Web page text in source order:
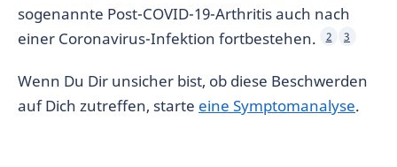
sogenannte Post-COVID-19-Arthritis auch nach
einer Coronavirus-Infektion fortbestehen.
2 3
Wenn Du Dir unsicher bist, ob diese Beschwerden
auf Dich zutreffen, starte eine Symptomanalyse.